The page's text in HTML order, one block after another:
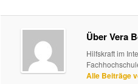
Über Vera
Hilfskraft im
Alle Beiträge